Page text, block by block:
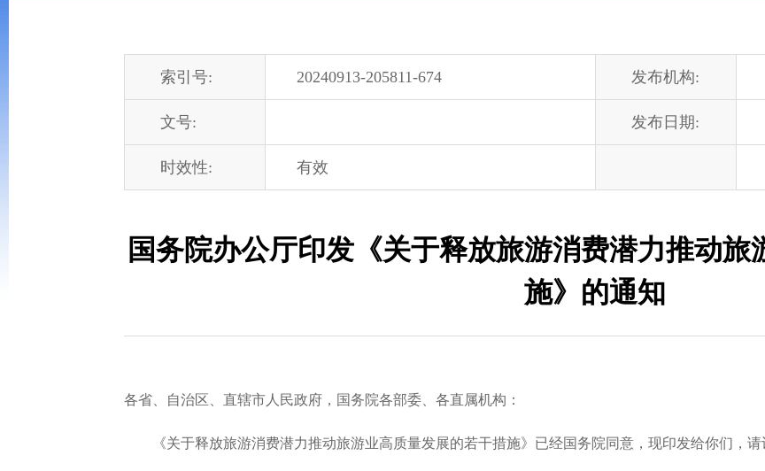
索引号: 20240913-205811-674 发布机构:
文号: 发布日期:
时效性: 有效
国务院办公厅印发《关于释放旅游消费潜力推动
施》的通知
各省、自治区、直辖市人民政府，国务院各部委、各直属机构：
《关于释放旅游消费潜力推动旅游业高质量发展的若干措施》已经国务院同意，现印发给你们，请